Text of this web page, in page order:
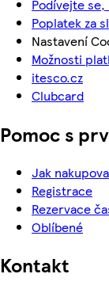
Podívejte
Poplatek za
Nastavení
Možnosti
itesco.cz
Clubcard
Pomoc s
Jak
Registrace
Rezervace
Oblíbené
Kontakt